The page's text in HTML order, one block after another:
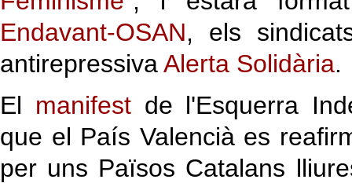
Endavant-OSAN, els
antirepressivaAlerta Solidària.
El manifestde l'Esquerra
que el País Valencià es
per uns Països Catalans